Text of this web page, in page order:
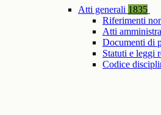
Atti generali 1835
Riferimenti
Atti
Documenti di
Statuti e leggi
Codice